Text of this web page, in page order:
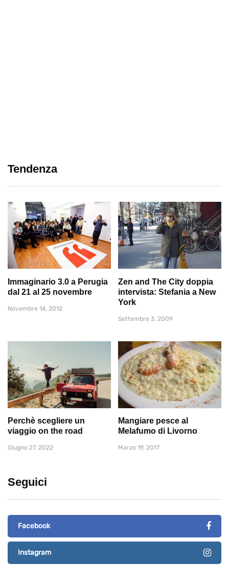
Tendenza
Immaginario 3.0 a Perugia
dal 21 al 25 novembre
Novembre 14, 2012
Zen and The City doppia
intervista: Stefania a New
York
Settembre 3, 2009
Perchè scegliere un
viaggio on the road
Giugno 27, 2022
Mangiare pesce al
Melafumo di Livorno
Marzo 19, 2017
Seguici
Facebook
Instagram